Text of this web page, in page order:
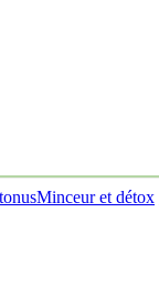
Minceur et détox